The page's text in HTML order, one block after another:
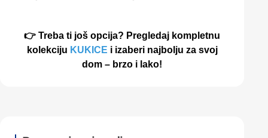
👉 Treba ti još opcija? Pregledaj kompletnu
kolekciju KUKICE i izaberi najbolju za svoj
dom – brzo i lako!